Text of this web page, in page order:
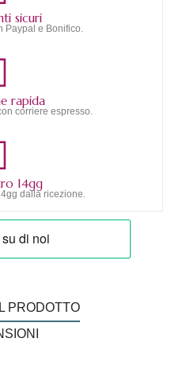
sicuri
Paypal e Bonifico.
rapida
corriere espresso.
14gg
dalla ricezione.
PRODOTTO